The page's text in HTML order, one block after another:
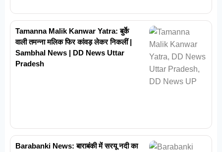
Tamanna Malik Kanwar Yatra: बुर्के
वाली तमन्ना मलिक फिर कांवड़ लेकर निकलीं |
Sambhal News | DD News Uttar
Pradesh
Barabanki News: बाराबंकी में सरयू नदी का